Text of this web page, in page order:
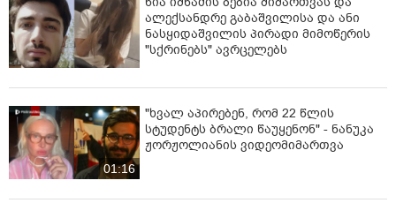
ალექსანდრე გაბაშვილისა და ანი
ნასყიდაშვილის პირადი მიმოწერის
"სქრინებს" ავრცელებს
01:16
"ხვალ აპირებენ, რომ 22 წლის
სტუდენტს ბრალი წაუყენონ" - ნანუკა
ჟორჟოლიანის ვიდეომიმართვა